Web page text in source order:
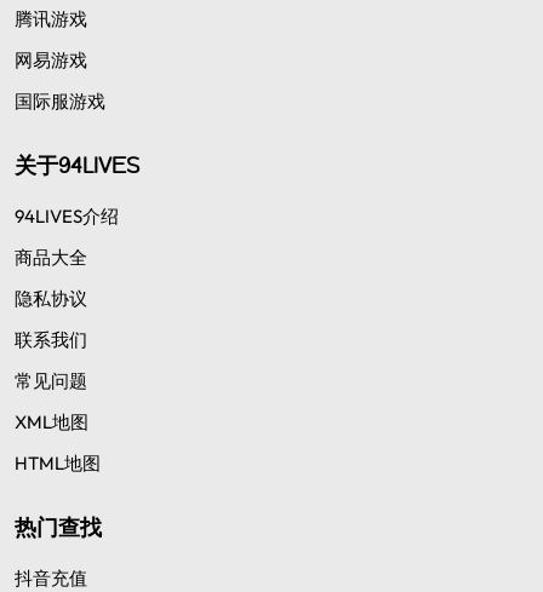
腾讯游戏
网易游戏
国际服游戏
关于94LIVES
94LIVES介绍
商品大全
隐私协议
联系我们
常见问题
XML地图
HTML地图
热门查找
抖音充值